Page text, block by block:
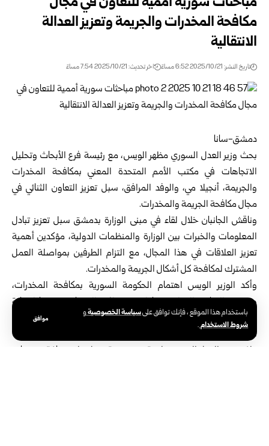
باستخدام هذا الموقع ، فإنك توافق علىسياسة الخصوصيةو
شروط الاستخدام.
موافق
مكافحة المخدرات والجريمة وتعزيز العدالة
الانتقالية
تاريخ النشر: 2025/10/21 6:52 مساءً اخر تحديث: 2025/10/21 7:54 مساءً
دمشق-سانا
بحث وزير العدل السوري مظهر الويس، مع رئيسة فرع الأبحاث وتحليل
الاتجاهات في مكتب الأمم المتحدة المعني بمكافحة المخدرات
والجريمة، أنجيلا مي، والوفد المرافق، سبل تعزيز التعاون الثنائي في
مجال مكافحة الجريمة والمخدرات.
وناقش الجانبان خلال لقاء في مبنى الوزارة بدمشقسبل تعزيز تبادل
المعلومات والخبرات بين الوزارة والمنظمات الدولية، مؤكدين أهمية
تعزيز العلاقات في هذا المجال، مع التزام الطرفين بمواصلة العمل
المشترك لمكافحة كل أشكال الجريمة والمخدرات.
وأكد الوزير الويس اهتمام الحكومة السورية بمكافحة المخدرات،
وضرورة التعاون الدولي معها لتحقيق ذلك، إلى جانب دعمها لحماية
أراضيها ولمراقبة الحدود كعوامل مساعدة أساسية، في مجال مكافحة
المخدرات.
ولفت وزير العدل إلى وجود لجنة متخصصة تعمل على صياغة تشريعات